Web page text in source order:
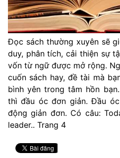
Đọc sách thường xuyên sẽ
duy, phân tích, cải thiện sự
vốn từ ngữ được mở rộng.
cuốn sách hay, đề tài mà
bình yên trong tâm hồn
thì đầu óc đơn giản. Đầu
động giản đơn. Có câu:
leader.. Trang 4